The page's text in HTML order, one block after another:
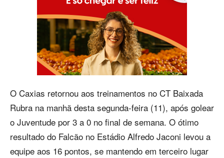
O Caxias retornou aos treinamentos no CT Baixada
Rubra na manhã desta segunda-feira (11), após golear
o Juventude por 3 a 0 no final de semana. O ótimo
resultado do Falcão no Estádio Alfredo Jaconi levou a
equipe aos 16 pontos, se mantendo em terceiro lugar